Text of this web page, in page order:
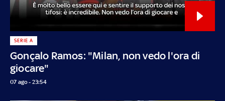
Gonçalo Ramos: "Milan, non vedo l'ora di
giocare"
SERIE A
07 ago - 23:54